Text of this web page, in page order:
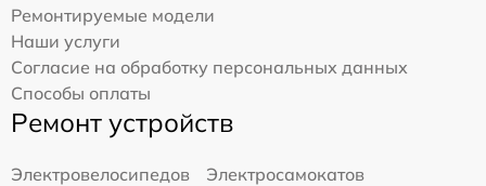
Ремонтируемые модели
Наши услуги
Согласие на обработку персональных данных
Способы оплаты
Ремонт устройств
Электровелосипедов
Электросамокатов